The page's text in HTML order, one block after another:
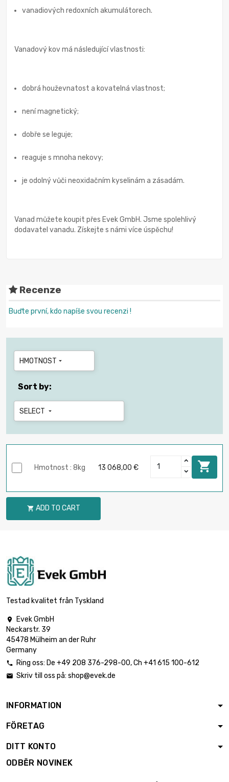
vanadiových redoxních akumulátorech.
Vanadový kov má následující vlastnosti:
dobrá houževnatost a kovatelná vlastnost;
není magnetický;
dobře se leguje;
reaguje s mnoha nekovy;
je odolný vůči neoxidačním kyselinám a zásadám.
Vanad můžete koupit přes Evek GmbH. Jsme spolehlivý
dodavatel vanadu. Získejte s námi více úspěchu!
Recenze
Buďte první, kdo napíše svou recenzi !
HMOTNOST 
Sort by:
SELECT 
Hmotnost : 8kg 13 068,00 € 
 ADD TO CART
Testad kvalitet från Tyskland

Evek GmbH
Neckarstr. 39
45478 Mülheim an der Ruhr
Germany
 Ring oss: De +49 208 376-298-00, Ch +41 615 100-612
 Skriv till oss på: shop@evek.de
INFORMATION
FÖRETAG
DITT KONTO
ODBĚR NOVINEK